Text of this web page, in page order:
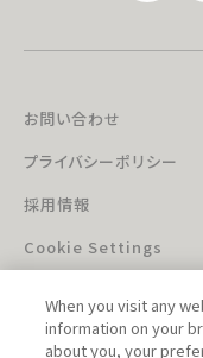
お問い合わせ
プライバシーポリシー
採用情報
Cookie Settings
When you visit any
information on your
about you, your